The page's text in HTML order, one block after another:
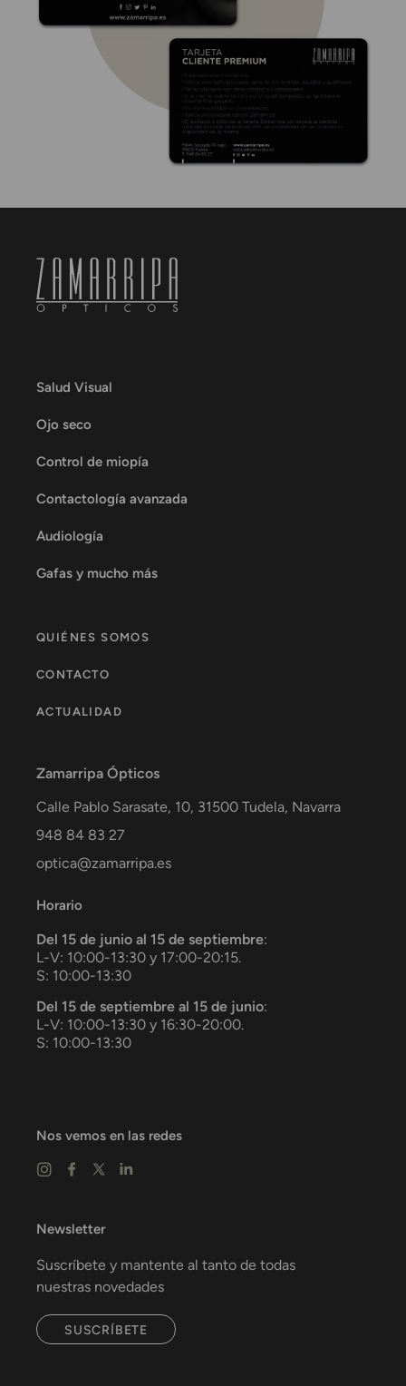
Salud Visual
Ojo seco
Control de miopía
Contactología avanzada
Audiología
Gafas y mucho más
QUIÉNES SOMOS
CONTACTO
ACTUALIDAD
Zamarripa Ópticos
Calle Pablo Sarasate, 10, 31500 Tudela, Navarra
948 84 83 27
optica@zamarripa.es
Horario
Del 15 de junio al 15 de septiembre:
L-V: 10:00-13:30 y 17:00-20:15.
S: 10:00-13:30
Del 15 de septiembre al 15 de junio:
L-V: 10:00-13:30 y 16:30-20:00.
S: 10:00-13:30
Nos vemos en las redes
Newsletter
Suscríbete y mantente al tanto de todas
nuestras novedades
SUSCRÍBETE